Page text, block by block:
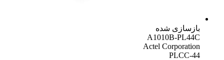
بازسازی شده
A1010B-PL44C
Actel Corporation
PLCC-44